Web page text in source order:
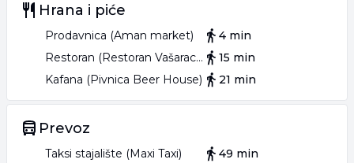
Hrana i piće
Prodavnica (Aman market)
4 min
Restoran (Restoran Vašarac plus)
15 min
Kafana (Pivnica Beer House)
21 min
Prevoz
Taksi stajalište (Maxi Taxi) 49 min